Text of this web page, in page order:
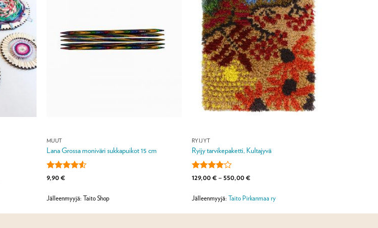
MUUT
Lana Grossa moniväri sukkapuikot 15 cm
Arvostelu
9,90€
Jälleenmyyjä: Taito Shop
RYIJYT
Ryijy tarvikepaketti, Kultajyvä
Arvostelu
129,00€– 550,00€Hintaluokka:
550,00 €
Jälleenmyyjä: Taito Pirkanmaa ry